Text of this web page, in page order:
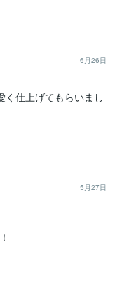
6月26日
く仕上げてもらいまし
5月27日